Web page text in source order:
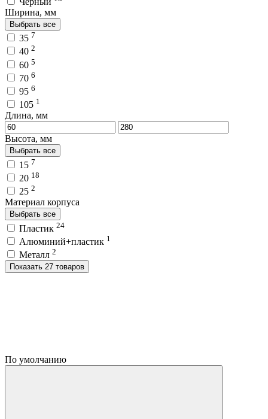
Ширина, мм
Выбрать все
35 7
40 2
60 5
70 6
95 6
105 1
Длина, мм
Высота, мм
Выбрать все
15 7
20 18
25 2
Материал корпуса
Выбрать все
Пластик 24
Алюминий+пластик 1
Металл 2
Показать 27 товаров
По умолчанию